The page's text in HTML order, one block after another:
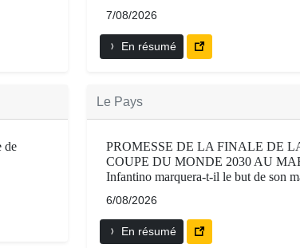
7/08/2026
En résumé
de
Le Pays
PROMESSE DE LA FINALE DE
COUPE DU MONDE 2030 AU
Infantino marquera-t-il le but de son
6/08/2026
En résumé